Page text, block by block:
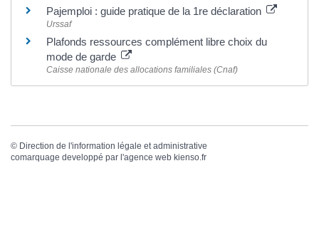
Pajemploi : guide pratique de la 1re déclaration
Urssaf
Plafonds ressources complément libre choix du
mode de garde
Caisse nationale des allocations familiales (Cnaf)
© Direction de l'information légale et administrative
comarquage developpé par l'agence web kienso.fr